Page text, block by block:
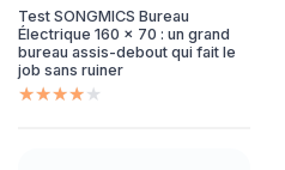
Test SONGMICS Bureau
Électrique 160 x 70 : un grand
bureau assis-debout qui fait le
job sans ruiner
★★★★★
★★★★★